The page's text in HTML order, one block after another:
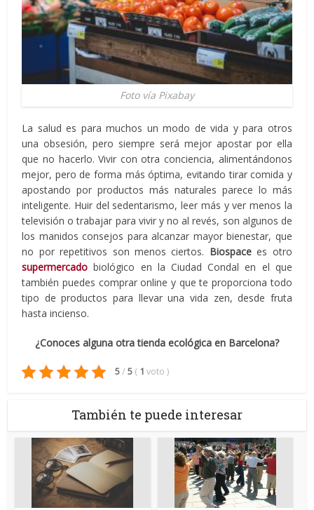
Foto vía Pixabay
La salud es para muchos un modo de vida y para otros
una obsesión, pero siempre será mejor apostar por ella
que no hacerlo. Vivir con otra conciencia, alimentándonos
mejor, pero de forma más óptima, evitando tirar comida y
apostando por productos más naturales parece lo más
inteligente. Huir del sedentarismo, leer más y ver menos la
televisión o trabajar para vivir y no al revés, son algunos de
los manidos consejos para alcanzar mayor bienestar, que
no por repetitivos son menos ciertos. Biospacees otro
supermercadobiológico en la Ciudad Condal en el que
también puedes comprar online y que te proporciona todo
tipo de productos para llevar una vida zen, desde fruta
hasta incienso.
¿Conoces alguna otra tienda ecológica en Barcelona?
5/ 5 ( 1 voto )
También te puede interesar